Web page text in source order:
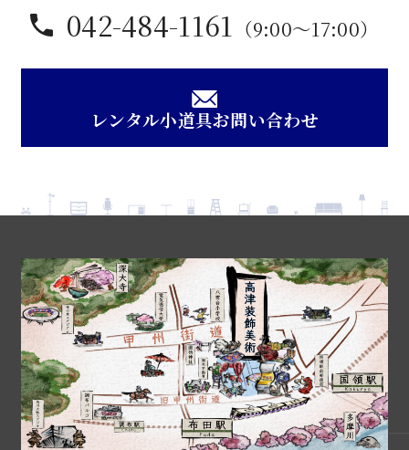
042-484-1161 （9:00〜17:00）
レンタル小道具お問い合わせ